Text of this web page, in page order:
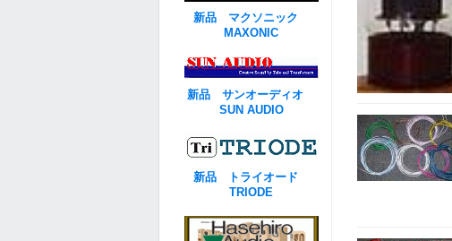
新品 マクソニック
MAXONIC
新品 サンオーディオ
SUN AUDIO
新品 トライオード
TRIODE